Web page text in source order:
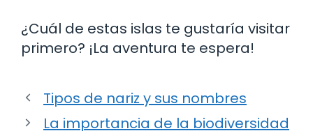
¿Cuál de estas islas te gustaría visitar
primero? ¡La aventura te espera!
Tipos de nariz y sus nombres
La importancia de la biodiversidad